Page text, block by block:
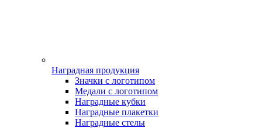
Наградная продукция
Значки с логотипом
Медали с логотипом
Наградные кубки
Наградные плакетки
Наградные стелы